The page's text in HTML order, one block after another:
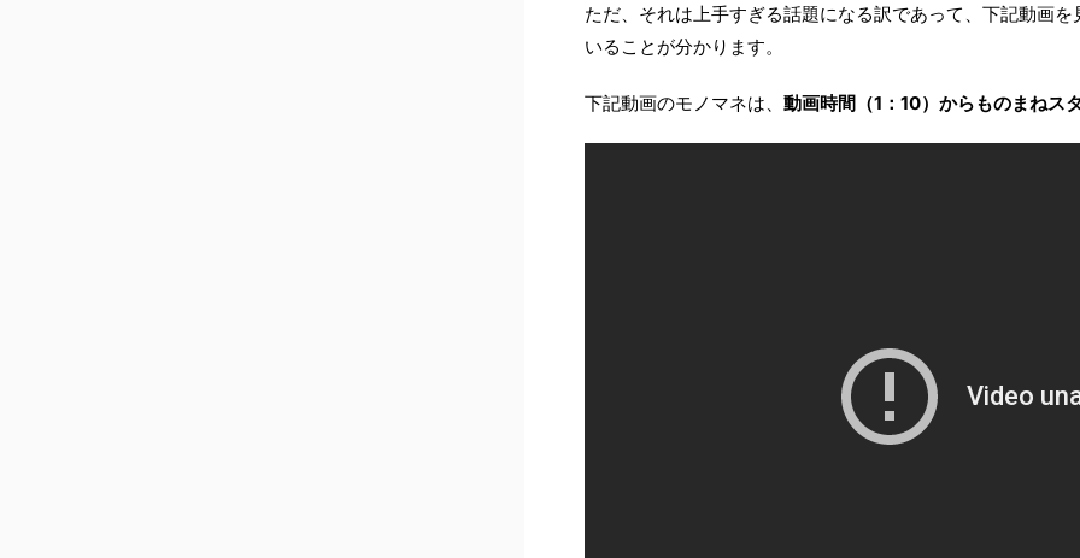
ただ、それは上手すぎる話題になる訳であって、下記動画
いることが分かります。
下記動画のモノマネは、 動画時間（1：10）からものまねス